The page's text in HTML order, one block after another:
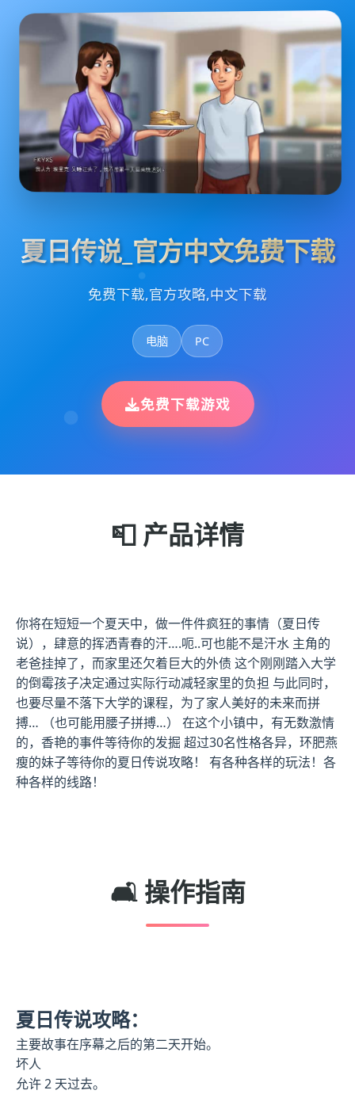
夏日传说_官方中文免费下载
免费下载,官方攻略,中文下载
电脑 PC
免费下载游戏
📮 产品详情
你将在短短一个夏天中，做一件件疯狂的事情（夏日传
说），肆意的挥洒青春的汗….呃..可也能不是汗水 主角的
老爸挂掉了，而家里还欠着巨大的外债 这个刚刚踏入大学
的倒霉孩子决定通过实际行动减轻家里的负担 与此同时，
也要尽量不落下大学的课程，为了家人美好的未来而拼
搏… （也可能用腰子拼搏…） 在这个小镇中，有无数激情
的，香艳的事件等待你的发掘 超过30名性格各异，环肥燕
瘦的妹子等待你的夏日传说攻略！ 有各种各样的玩法！各
种各样的线路！
🛋️ 操作指南
夏日传说攻略：
主要故事在序幕之后的第二天开始。
坏人
允许 2 天过去。